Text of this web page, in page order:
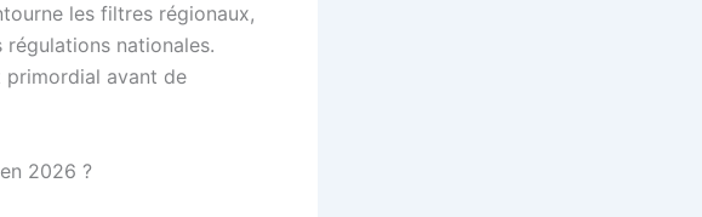
les filtres régionaux,
nationales.
primordial avant de
2026 ?